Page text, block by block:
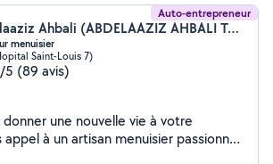
Auto-entrepreneur
Abdelaaziz Ahbali (ABDELAAZIZ AHBALI TOUT EN UN)
menuisier
Saint-Louis 7)
5 (89 avis)
donner une nouvelle vie à votre
à un artisan menuisier passionné,